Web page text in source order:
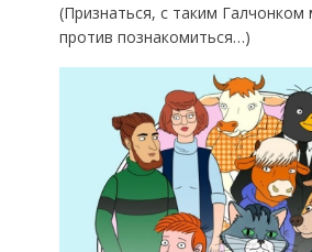
(Признаться, с таким
против познакомиться…)